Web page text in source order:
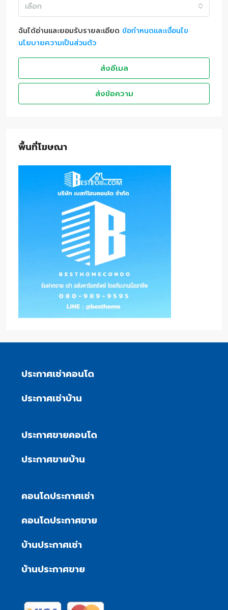
เลือก
ฉันได้อ่านและยอมรับรายละเอียด ข้อกำหนดและเงื่อนไข
นโยบายความเป็นส่วนตัว
ส่งอีเมล
ส่งข้อความ
พื้นที่โฆษณา
ประกาศเช่าคอนโด
ประกาศเช่าบ้าน
ประกาศขายคอนโด
ประกาศขายบ้าน
คอนโดประกาศเช่า
คอนโดประกาศขาย
บ้านประกาศเช่า
บ้านประกาศขาย